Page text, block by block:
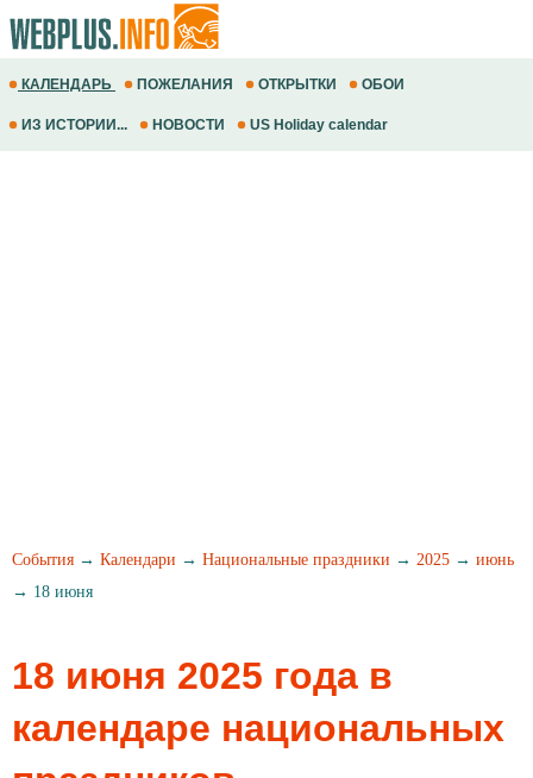
КАЛЕНДАРЬ ПОЖЕЛАНИЯ ОТКРЫТКИ ОБОИ
ИЗ ИСТОРИИ... НОВОСТИ US Holiday calendar
События → Календари → Национальные праздники → 2025 → июнь
→ 18 июня
18 июня 2025 года в
календаре национальных